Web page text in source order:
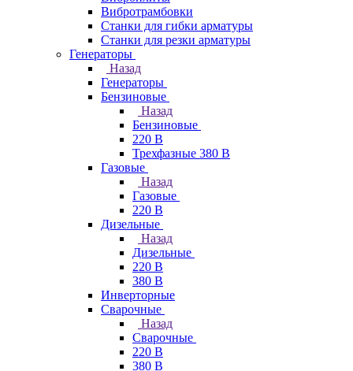
Вибротрамбовки
Станки для гибки арматуры
Станки для резки арматуры
Генераторы
Назад
Генераторы
Бензиновые
Назад
Бензиновые
220 В
Трехфазные 380 В
Газовые
Назад
Газовые
220 В
Дизельные
Назад
Дизельные
220 В
380 В
Инверторные
Сварочные
Назад
Сварочные
220 В
380 В